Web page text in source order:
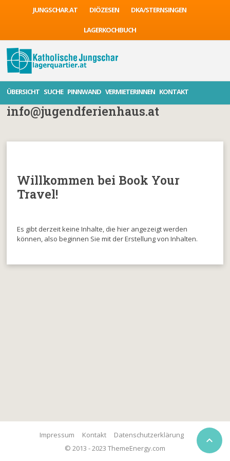
JUNGSCHAR.AT DIÖZESEN DKA/STERNSINGEN
LAGERKOCHBUCH
ÜBERSICHT SUCHE PINNWAND VERMIETERINNEN KONTAKT
info@jugendferienhaus.at
Willkommen bei Book Your
Travel!
Es gibt derzeit keine Inhalte, die hier angezeigt werden
können, also beginnen Sie mit der Erstellung von Inhalten.

© 2013 - 2023 ThemeEnergy.com
Impressum Kontakt Datenschutzerklärung